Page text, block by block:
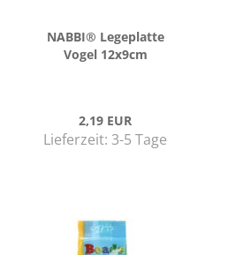
NABBI® Le­ge­plat­te
Vogel 12x9cm
2,19 EUR
Lieferzeit: 3-5 Tage